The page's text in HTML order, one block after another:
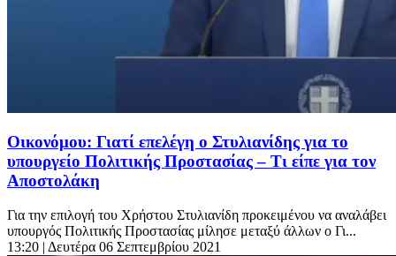
Οικονόμου: Γιατί επελέγη ο Στυλιανίδης για το
υπουργείο Πολιτικής Προστασίας – Τι είπε για τον
Αποστολάκη
Για την επιλογή του Χρήστου Στυλιανίδη προκειμένου να αναλάβει
υπουργός Πολιτικής Προστασίας μίλησε μεταξύ άλλων ο Γι...
13:20 | Δευτέρα 06 Σεπτεμβρίου 2021